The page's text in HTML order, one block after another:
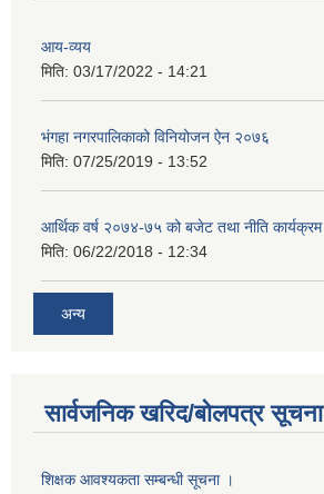
आय-व्यय
मिति: 03/17/2022 - 14:21
भंगहा नगरपालिकाको विनियोजन ऐन २०७६
मिति: 07/25/2019 - 13:52
आर्थिक वर्ष २०७४-७५ को बजेट तथा नीति कार्यक्रम
मिति: 06/22/2018 - 12:34
अन्य
सार्वजनिक खरिद/बोलपत्र सूचना
शिक्षक आवश्यकता सम्बन्धी सूचना ।